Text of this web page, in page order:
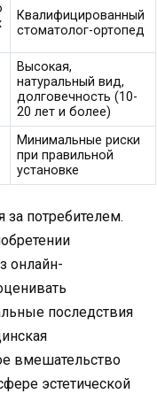
Квалифицированный
стоматолог-ортопед
Высокая,
натуральный вид,
долговечность (10-
20 лет и более)
Минимальные риски
при правильной
установке
за потребителем.
онлайн-
последствия
вмешательство
эстетической